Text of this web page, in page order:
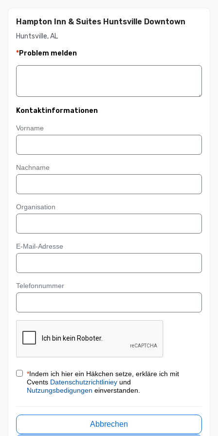
Hampton Inn & Suites Huntsville Downtown
Huntsville, AL
*Problem melden
Kontaktinformationen
Vorname
Nachname
Organisation
E-Mail-Adresse
Telefonnummer
*Indem ich hier ein Häkchen setze, erkläre ich mit
Cvents Datenschutzrichtliniey und
Nutzungsbedigungen einverstanden.
Abbrechen